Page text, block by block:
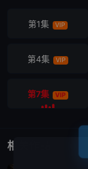
第1集 VIP
第4集 VIP
第7集 VIP
相关作品